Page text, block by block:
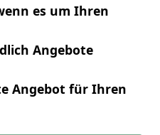
es um Ihren
Angebote
Angebot für Ihren